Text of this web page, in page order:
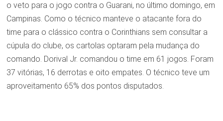
o veto para o jogo contra o Guarani, no último domingo, em
Campinas. Como o técnico manteve o atacante fora do
time para o clássico contra o Corinthians sem consultar a
cúpula do clube, os cartolas optaram pela mudança do
comando. Dorival Jr. comandou o time em 61 jogos. Foram
37 vitórias, 16 derrotas e oito empates. O técnico teve um
aproveitamento 65% dos pontos disputados.